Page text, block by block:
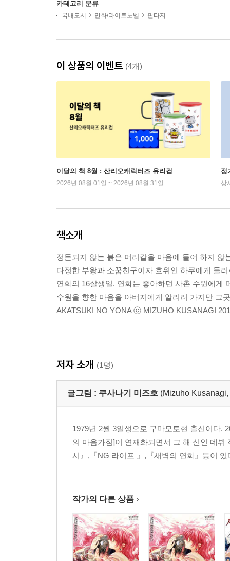
카테고리 분류
국내도서 만화/라이트노벨 판타지
이 상품의 이벤트 (4개)
이달의 책 8월 : 산리오캐릭터즈 유리컵
2026년 08월 01일 ~ 2026년 08월 31일
정
상
책소개
정돈되지 않는 붉은 머리칼을 마음에 들어 하지 않
다정한 부왕과 소꿉친구이자 호위인 하쿠에게 둘
연화의 16살생일. 연화는 좋아하던 사촌 수원에게
수원을 향한 마음을 아버지에게 알리러 가지만 그
AKATSUKI NO YONA ⓒ MIZUHO KUSANAGI
저자 소개 (1명)
글그림 : 쿠사나기 미즈호 (Mizuho
1979년 2월 3일생으로 구마모토현 출신이다.
의 마음가짐]이 연재화되면서 그 해 신인 데
시』,『NG 라이프 』,『새벽의 연화』등이 있
작가의 다른 상품